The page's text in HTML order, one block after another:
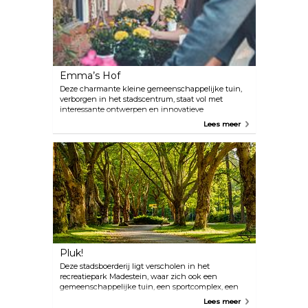
hoe we dingen waarnemen en die mensen
uitnodigt om hun eigen waarnemingen uit te
dagen.
Emma’s Hof
Deze charmante kleine gemeenschappelijke tuin,
verborgen in het stadscentrum, staat vol met
interessante ontwerpen en innovatieve
landschapsarchitectuur, beheerd door lokale
een boek te lezen, te ontspannen met een paar
vrienden of te wandelen en te genieten van de
rust. Het project begon als een manier om lokale
bewoners samen te brengen om te genieten van
de omgeving en om voorheen vervallen ruimtes te
renoveren. Er zijn het hele jaar door tuinworkshops,
activiteiten voor kinderen en verschillende
markten.
Lees meer
Pluk!
Deze stadsboerderij ligt verscholen in het
recreatiepark Madestein, waar zich ook een
gemeenschappelijke tuin, een sportcomplex, een
camping en een meer bevinden waar je veilig kunt
Lees meer